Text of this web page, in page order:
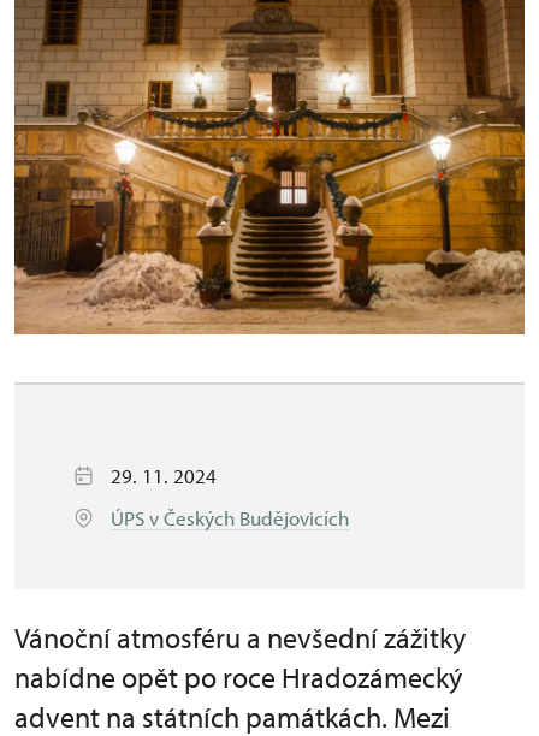
29. 11. 2024
ÚPS v Českých Budějovicích
Vánoční atmosféru a nevšední zážitky
nabídne opět po roce Hradozámecký
advent na státních památkách. Mezi